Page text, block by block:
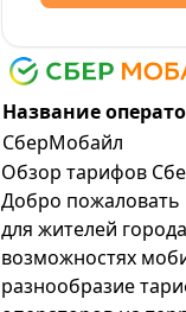
Название
СберМобайл
Обзор тарифов
Добро пожаловать
для жителей
возможностях
разнообразие